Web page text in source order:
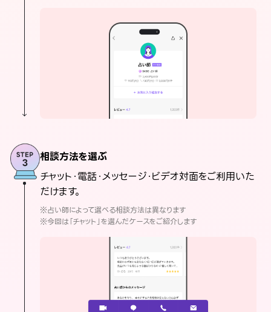
相談方法を選ぶ
チャット・電話・メッセージ・ビデオ対面をご利用いた
だけます。
※占い師によって選べる相談方法は異なります
※今回は「チャット」を選んだケースをご紹介します